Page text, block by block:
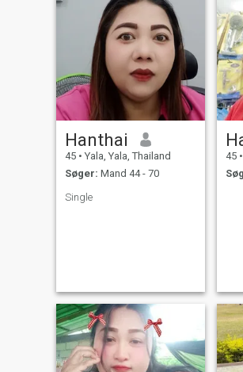
Hanthai
45 • Yala, Yala, Thailand
Søger: Mand 44 - 70
Single
45 •